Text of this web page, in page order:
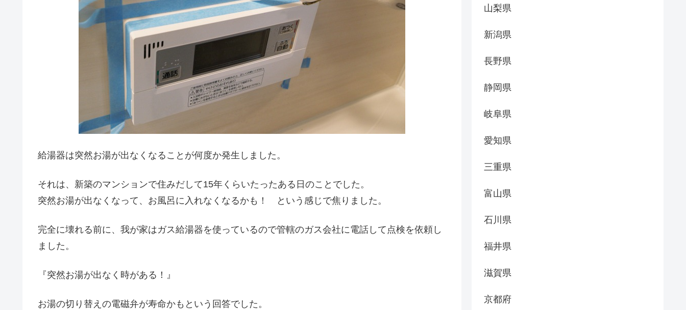
給湯器は突然お湯が出なくなることが何度か発生しました。
それは、新築のマンションで住みだして15年くらいたったある日のことでした。
突然お湯が出なくなって、お風呂に入れなくなるかも！ という感じで焦りました。
完全に壊れる前に、我が家はガス給湯器を使っているので管轄のガス会社に電話して点検を依頼し
ました。
『突然お湯が出なく時がある！』
お湯の切り替えの電磁弁が寿命かもという回答でした。
山梨県
新潟県
長野県
静岡県
岐阜県
愛知県
三重県
富山県
石川県
福井県
滋賀県
京都府